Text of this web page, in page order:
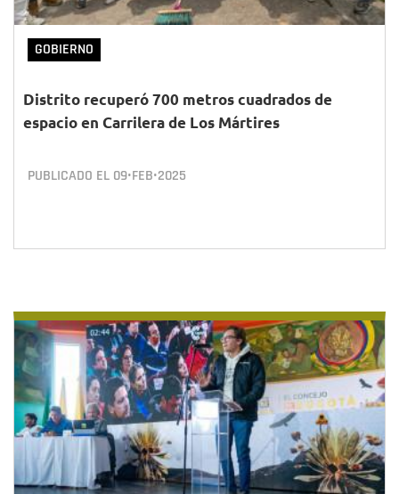
GOBIERNO
Distrito recuperó 700 metros cuadrados de
espacio en Carrilera de Los Mártires
PUBLICADO EL 09•FEB•2025